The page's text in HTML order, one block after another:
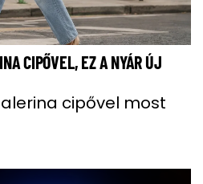
CIPŐVEL, EZ A NYÁR ÚJ
cipővel most